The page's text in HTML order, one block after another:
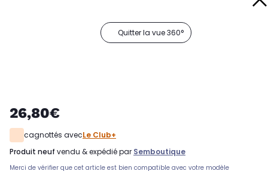
Quitter la vue 360°
26,80€
cagnottés avecLe Club+
produit neuf vendu & expédié par Semboutique
Merci de vérifier que cet article est bien compatible avec votre modèle